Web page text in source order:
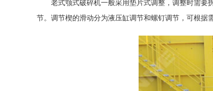
老式颚式破碎机一般采用垫片式调整，调整时需要拆
节。调节楔的滑动分为液压缸调节和螺钉调节，可根据